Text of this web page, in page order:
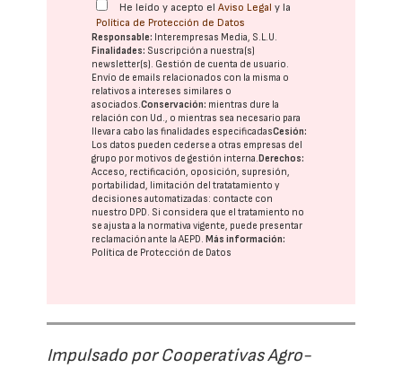
He leído y acepto elAviso Legal y la
Política de Protección de Datos
Responsable: Interempresas Media, S.L.U.
Finalidades: Suscripción a nuestra(s)
newsletter(s). Gestión de cuenta de usuario.
Envío de emails relacionados con la misma o
relativos a intereses similares o
asociados.Conservación: mientras dure la
relación con Ud., o mientras sea necesario para
llevar a cabo las finalidades especificadasCesión:
Los datos pueden cederse a otras empresas del
grupo por motivos de gestión interna. Derechos:
Acceso, rectificación, oposición, supresión,
portabilidad, limitación del tratatamiento y
decisiones automatizadas: contacte con
nuestro DPD. Si considera que el tratamiento no
se ajusta a la normativa vigente, puede presentar
reclamación ante laAEPD. Más información:
Política de Protección de Datos
Impulsado por Cooperativas Agro-